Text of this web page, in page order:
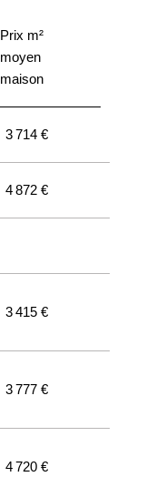
Prix m²
moyen
maison
3 714 €
4 872 €
3 415 €
3 777 €
4 720 €